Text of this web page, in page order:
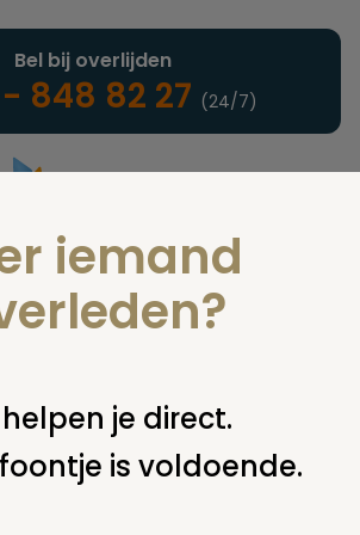
uitvaartonderneming
Bel bij overlijden
848 82 27 (24/7)
nieuws & agenda nieuws herinner mij
iemand
je direct.
is voldoende.